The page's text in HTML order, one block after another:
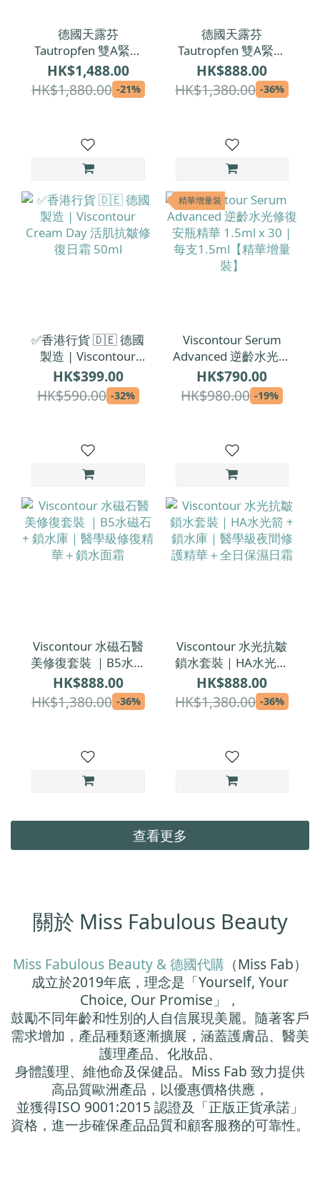
德國天露芬
Tautropfen 雙A緊緻
抗皺超模精華油 35ml
HK$1,488.00
HK$1,880.00 -21%
德國天露芬
Tautropfen 雙A緊緻
抗皺超模精華油 15ml
HK$888.00
HK$1,380.00 -36%
✅香港行貨 🇩🇪 德國
製造 | Viscontour
Cream Day 活肌抗皺
修復日霜 50ml
HK$399.00
HK$590.00 -32%
精華增量裝
Viscontour Serum
Advanced 逆齡水光修
復安瓶精華 1.5ml x
30 | 每支1.5ml【精
華增量裝】
HK$790.00
HK$980.00 -19%
Viscontour 水磁石醫
美修復套裝 ｜B5水磁
石 + 鎖水庫｜醫學級
修復精華＋鎖水面霜
HK$888.00
HK$1,380.00 -36%
Viscontour 水光抗皺
鎖水套裝｜HA水光箭
+ 鎖水庫｜醫學級夜
間修護精華＋全日保
濕日霜
HK$888.00
HK$1,380.00 -36%
查看更多
關於 Miss Fabulous Beauty
Miss Fabulous Beauty & 德國代購 （Miss Fab）
成立於2019年底，理念是「Yourself, Your
Choice, Our Promise」，
鼓勵不同年齡和性別的人自信展現美麗。隨著客戶
需求增加，產品種類逐漸擴展，涵蓋護膚品、醫美
護理產品、化妝品、
身體護理、維他命及保健品。Miss Fab 致力提供
高品質歐洲產品，以優惠價格供應，
並獲得ISO 9001:2015 認證及「正版正貨承諾」
資格，進一步確保產品品質和顧客服務的可靠性。